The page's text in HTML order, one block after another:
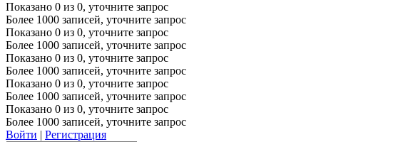
Показано 0 из 0, уточните запрос
Более 1000 записей, уточните запрос
Показано 0 из 0, уточните запрос
Более 1000 записей, уточните запрос
Показано 0 из 0, уточните запрос
Более 1000 записей, уточните запрос
Показано 0 из 0, уточните запрос
Более 1000 записей, уточните запрос
Показано 0 из 0, уточните запрос
Более 1000 записей, уточните запрос
Войти | Регистрация